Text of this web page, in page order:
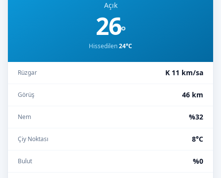
Açık
26°
Hissedilen24°C
Rüzgar K 11 km/sa
Görüş 46 km
Nem %32
Çiy Noktası 8°C
Bulut %0